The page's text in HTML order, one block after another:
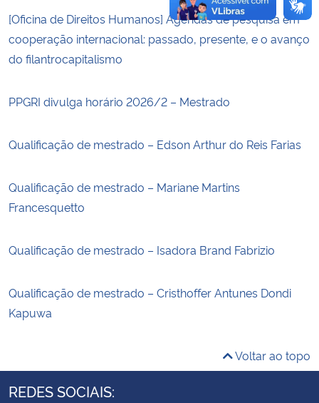
[Oficina de Direitos Humanos] Agendas de pesquisa em
cooperação internacional: passado, presente, e o avanço
do filantrocapitalismo
PPGRI divulga horário 2026/2 – Mestrado
Qualificação de mestrado – Edson Arthur do Reis Farias
Qualificação de mestrado – Mariane Martins
Francesquetto
Qualificação de mestrado – Isadora Brand Fabrizio
Qualificação de mestrado – Cristhoffer Antunes Dondi
Kapuwa
Voltar ao topo
REDES SOCIAIS: